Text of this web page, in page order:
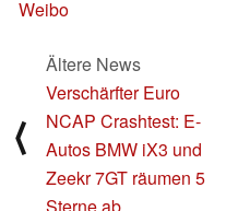
Weibo
⟨
Ältere News
Verschärfter Euro
NCAP Crashtest: E-
Autos BMW iX3 und
Zeekr 7GT räumen 5